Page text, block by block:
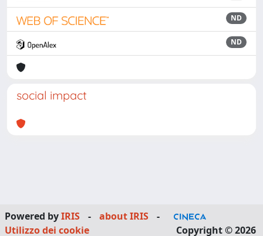
ND
ND
social impact
Powered byIRIS - about IRIS
-
Utilizzo dei cookie
Copyright © 2026